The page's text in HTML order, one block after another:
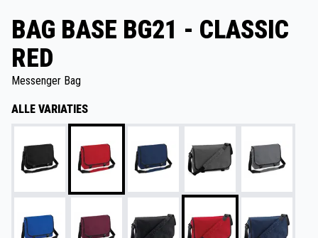
BAG BASE BG21 - CLASSIC
RED
Messenger Bag
ALLE VARIATIES